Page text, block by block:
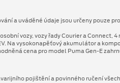
a uváděné údaje jsou určeny pouze
vozy, vozy řady Courier a
Na vysokonapěťový akumulátor a
cena pro model Puma Gen⁠-⁠E
pojištění a povinného ručení